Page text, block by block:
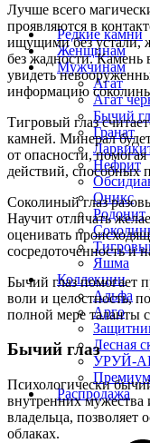
Редкие камни
Женщинам
Мужчинам
Агат
Агат
Бычий
Гранат
Нефрит
Оникс
Родонит
Яшма
Коллекции
Альфа
Арго
Лесная
УРУЙ-
Премиум
Распродажа
Лучше всего
проявляются в
ищущими без устали,
без жадности.
увидеть
информацию
Тигровый глаз
камней. Минерал
от опасности,
действий, способных
Соколиный глаз
Научит отличать
оценивать
сосредоточенность и
Бычий глаз помогает
воли и целостность,
полной мере таланты
Бычий глаз
Психологически
внутренних мужества
владельца, позволяет
облаках.